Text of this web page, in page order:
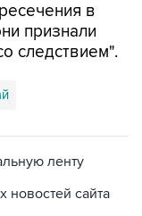
в
признали
следствием".
ленту
новостей сайта